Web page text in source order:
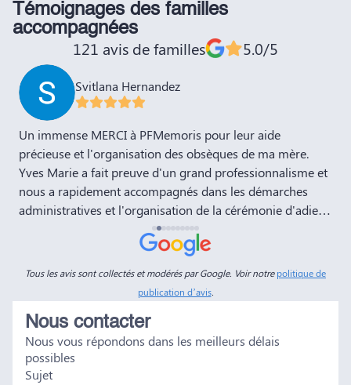
Témoignages des familles
accompagnées
121 avis de familles 5.0/5
Svitlana Hernandez
Un immense MERCI à PFMemoris pour leur aide
précieuse et l'organisation des obsèques de ma mère.
Yves Marie a fait preuve d'un grand professionnalisme et
nous a rapidement accompagnés dans les démarches
administratives et l'organisation de la cérémonie d'adieu.
Nous souhaitons à votre entreprise prospérité et succès
et la recommandons vivement à tous nos amis et
connaissances. Dans ces moments de deuil, des
personnes comme Yves Marie et Dimitry sont d'un grand
réconfort, et c'est un véritable soulagement de savoir que
tout a été fait dans les règles. Tous nos vœux de réussite à
vous et à vos futurs clients. Cordialement famille
HERNANDEZ
Tous les avis sont collectés et modérés par Google. Voir notrepolitique de
publication d’avis.
Nous contacter
Nous vous répondons dans les meilleurs délais
possibles
Sujet